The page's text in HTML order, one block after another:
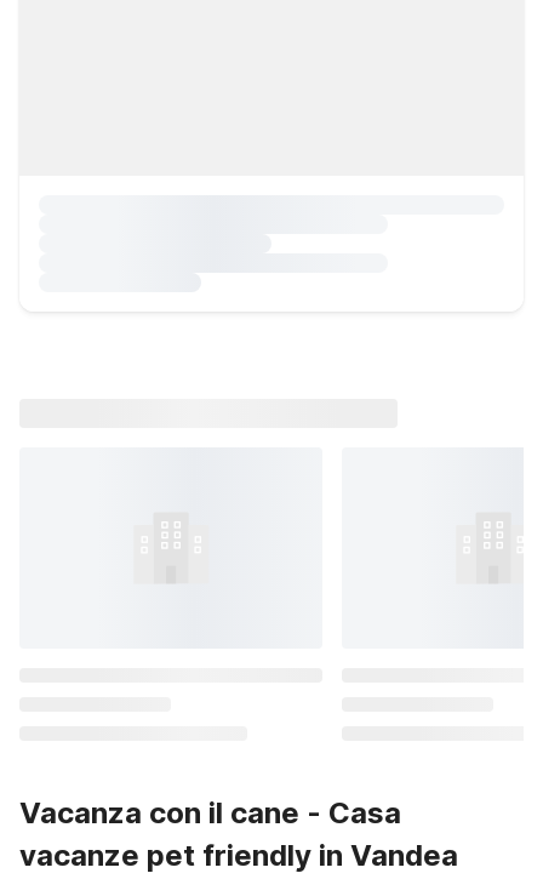
Vacanza con il cane - Casa
vacanze pet friendly in Vandea